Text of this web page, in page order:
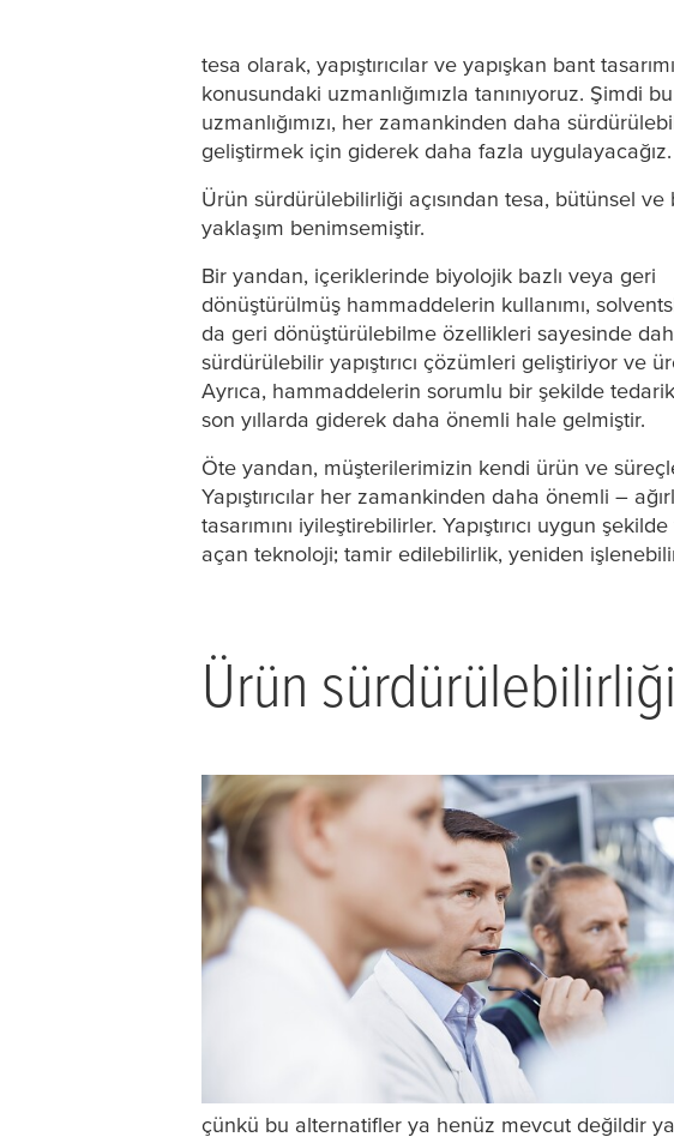
tesa olarak, yapıştırıcılar ve yapışkan bant tasarımı
konusundaki uzmanlığımızla tanınıyoruz. Şimdi bu
uzmanlığımızı, her zamankinden daha
geliştirmek için giderek daha fazla uygulayacağız.
Ürün sürdürülebilirliği açısından tesa, bütünsel ve
yaklaşım benimsemiştir.
Bir yandan, içeriklerinde biyolojik bazlı veya geri
dönüştürülmüş hammaddelerin kullanımı,
da geri dönüştürülebilme özellikleri sayesinde
sürdürülebilir yapıştırıcı çözümleri geliştiriyor ve
Ayrıca, hammaddelerin sorumlu bir şekilde
son yıllarda giderek daha önemli hale gelmiştir.
Öte yandan, müşterilerimizin kendi ürün ve
Yapıştırıcılar her zamankinden daha önemli –
tasarımını iyileştirebilirler. Yapıştırıcı uygun
açan teknoloji; tamir edilebilirlik, yeniden
Ürün
çünkü bu alternatifler ya henüz mevcut değildir